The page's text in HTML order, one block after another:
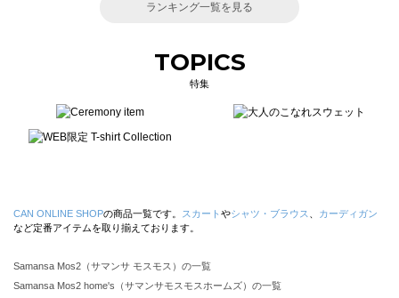
ランキング一覧を見る
TOPICS
特集
CAN ONLINE SHOPの商品一覧です。 スカート やシャツ・ブラウス
カーディガン
など定番アイテムを取り揃えております。
Samansa Mos2（サマンサ モスモス）の一覧
Samansa Mos2 home's（サマンサモスモスホームズ）の一覧